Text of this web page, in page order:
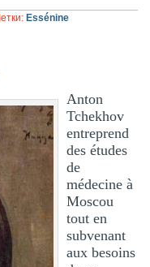
Essénine
Anton
Tchekhov
entreprend
des études
de
médecine à
Moscou
tout en
subvenant
aux besoins